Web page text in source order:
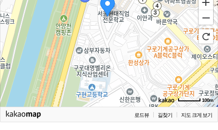
100m
로드뷰 길찾기 지도 크게 보기